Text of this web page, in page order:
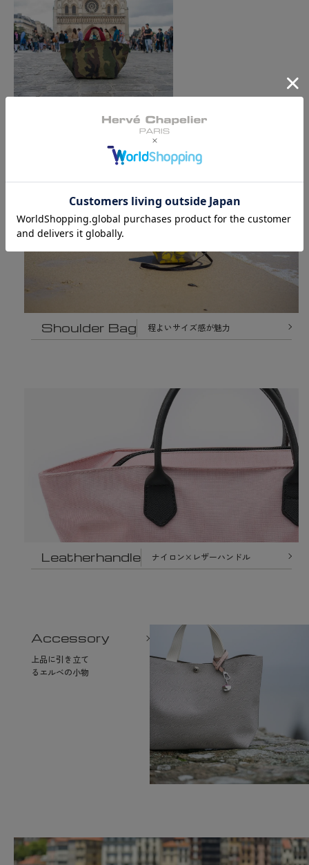
Shoulder Bag 程よいサイズ感が魅力
Leatherhandle ナイロン×レザーハンドル
Accessory
上品に引き立て
るエルベの小物